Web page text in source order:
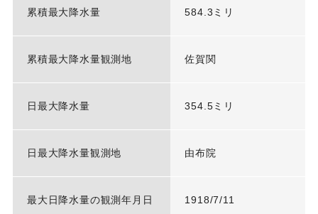
累積最大降水量 584.3ミリ
累積最大降水量観測地 佐賀関
日最大降水量 354.5ミリ
日最大降水量観測地 由布院
最大日降水量の観測年月日 1918/7/11